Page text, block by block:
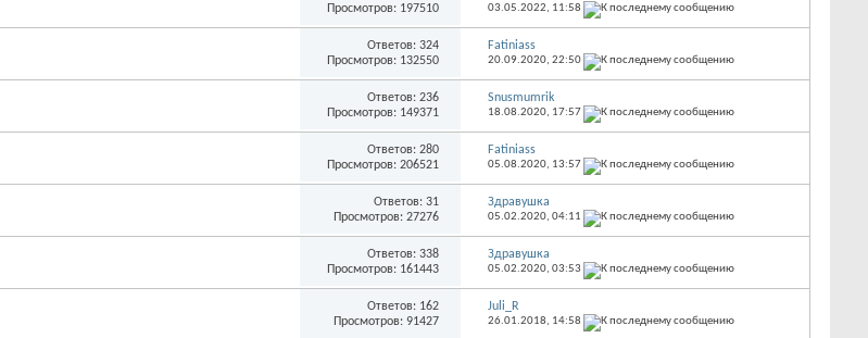
Просмотров: 197510
03.05.2022, 11:58
Ответов: 324
Просмотров: 132550
Fatiniass
20.09.2020, 22:50
Ответов: 236
Просмотров: 149371
Snusmumrik
18.08.2020, 17:57
Ответов: 280
Просмотров: 206521
Fatiniass
05.08.2020, 13:57
Ответов: 31
Просмотров: 27276
Здравушка
05.02.2020, 04:11
Ответов: 338
Просмотров: 161443
Здравушка
05.02.2020, 03:53
Ответов: 162
Просмотров: 91427
Juli_R
26.01.2018, 14:58